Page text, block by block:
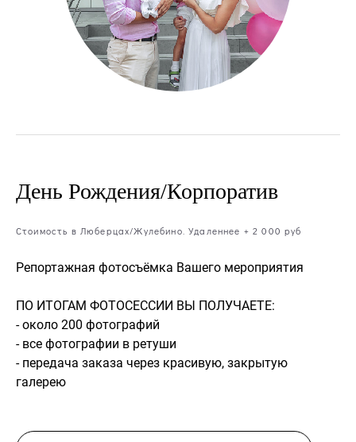
День Рождения/Корпоратив
Стоимость в Люберцах/Жулебино. Удаленнее + 2 000 руб
Репортажная фотосъёмка Вашего мероприятия
ПО ИТОГАМ ФОТОСЕССИИ ВЫ ПОЛУЧАЕТЕ:
- около 200 фотографий
- все фотографии в ретуши
- передача заказа через красивую, закрытую
галерею